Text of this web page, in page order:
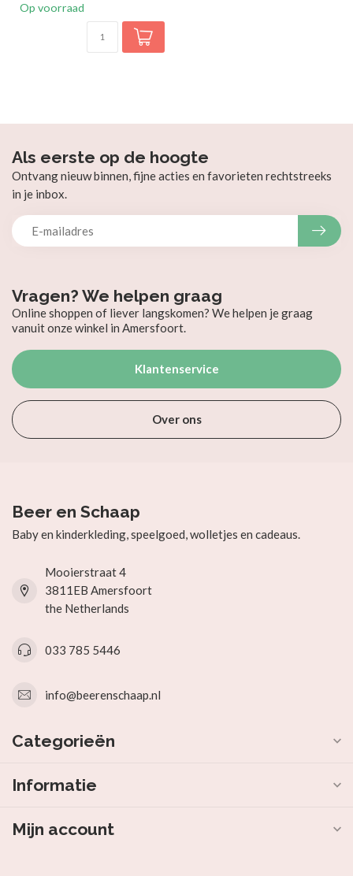
Op voorraad
Vragen? We helpen graag
Online shoppen of liever langskomen? We helpen je graag
vanuit onze winkel in Amersfoort.
Klantenservice
Over ons
Als eerste op de hoogte
Ontvang nieuw binnen, fijne acties en favorieten rechtstreeks
in je inbox.
Beer en Schaap
Baby en kinderkleding, speelgoed, wolletjes en cadeaus.
Mooierstraat 4
3811EB Amersfoort
the Netherlands
033 785 5446
info@beerenschaap.nl
Categorieën
Informatie
Mijn account